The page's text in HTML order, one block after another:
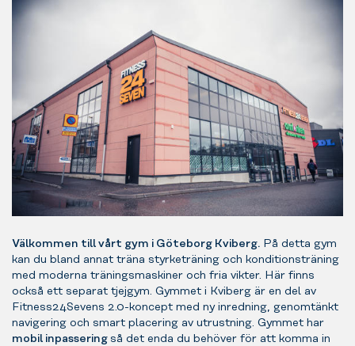
Välkommen till vårt gym i Göteborg Kviberg. På detta gym
kan du bland annat träna styrketräning och konditionsträning
med moderna träningsmaskiner och fria vikter. Här finns
också ett separat tjejgym. Gymmet i Kviberg är en del av
Fitness24Sevens 2.0-koncept med ny inredning, genomtänkt
navigering och smart placering av utrustning. Gymmet har
mobil inpassering så det enda du behöver för att komma in